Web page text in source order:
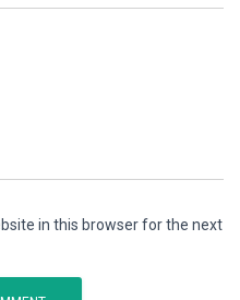
in this browser for the next